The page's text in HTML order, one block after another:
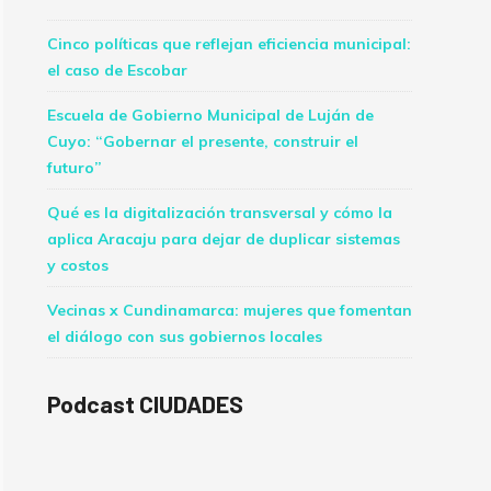
Cinco políticas que reflejan eficiencia municipal:
el caso de Escobar
Escuela de Gobierno Municipal de Luján de
Cuyo: “Gobernar el presente, construir el
futuro”
Qué es la digitalización transversal y cómo la
aplica Aracaju para dejar de duplicar sistemas
y costos
Vecinas x Cundinamarca: mujeres que fomentan
el diálogo con sus gobiernos locales
Podcast CIUDADES